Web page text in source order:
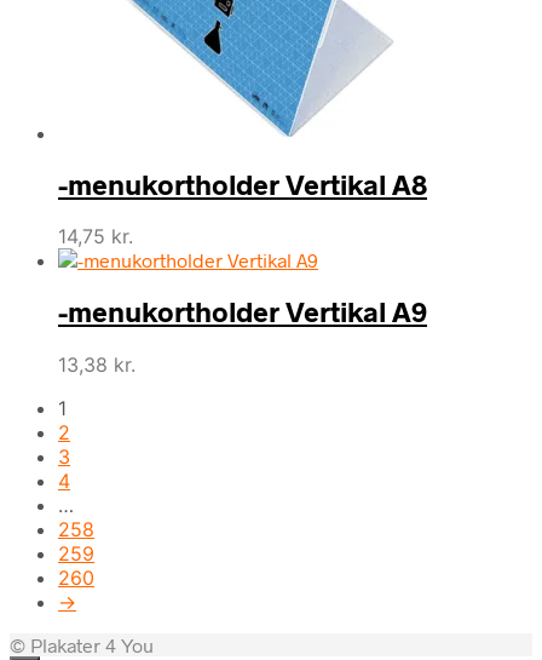
-menukortholder Vertikal A8
14,75 kr.
-menukortholder Vertikal A9
13,38 kr.
1
2
3
4
…
258
259
260
→
© Plakater 4 You